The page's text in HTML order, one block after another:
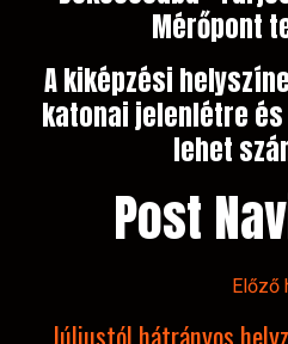
Mérőpont
A kiképzési
katonai jelenlétre
lehet
Post
Előző
Júliustól hátrányos